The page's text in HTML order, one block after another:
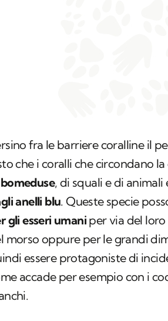
fra le barriere coralline il
che i coralli che circondano
, di squali e di animali
anelli blu. Queste specie
gli esseri umani per via del
morso oppure per le grandi
essere protagoniste di
accade per esempio con i